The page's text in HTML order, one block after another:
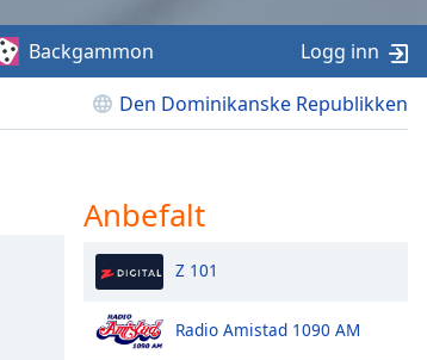
Den Dominikanske Republikken
Backgammon Logg inn
Anbefalt
Z 101
Radio Amistad 1090 AM